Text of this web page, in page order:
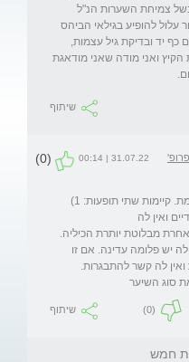
צמיחת השערות הנ"ל
עלול להופיע בגילאי הביהס
כף יד ובדיקת גיל עצמות,
ואני מודה שאני מודאגת
שיתוף
31.07.22 | 00:14
(0)
התכוונת כנראה להתבגרות מוקדמת. קיימות שתי תופעות: 1)
מבלוטת יותרת הכיליה.
יש פלומה עדינה. אם זו
סוג השיער
(0) שיתוף